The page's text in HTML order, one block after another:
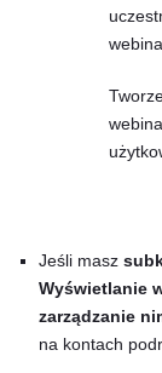
Jeśli masz
Wyświetlanie
zarządzanie
na kontach